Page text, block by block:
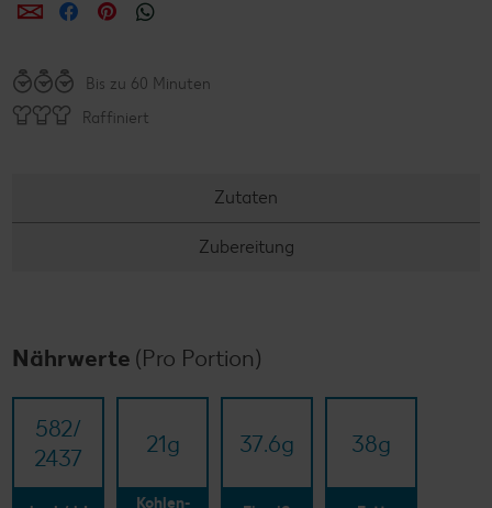
per E-Mail teilen
per Facebook teilen
per Pinterest teilen
Bis zu 60 Minuten
Raffiniert
Zutaten
Zubereitung
Nährwerte (Pro Portion)
582/​
2437
21g
Kohlen-
37.6g 38g